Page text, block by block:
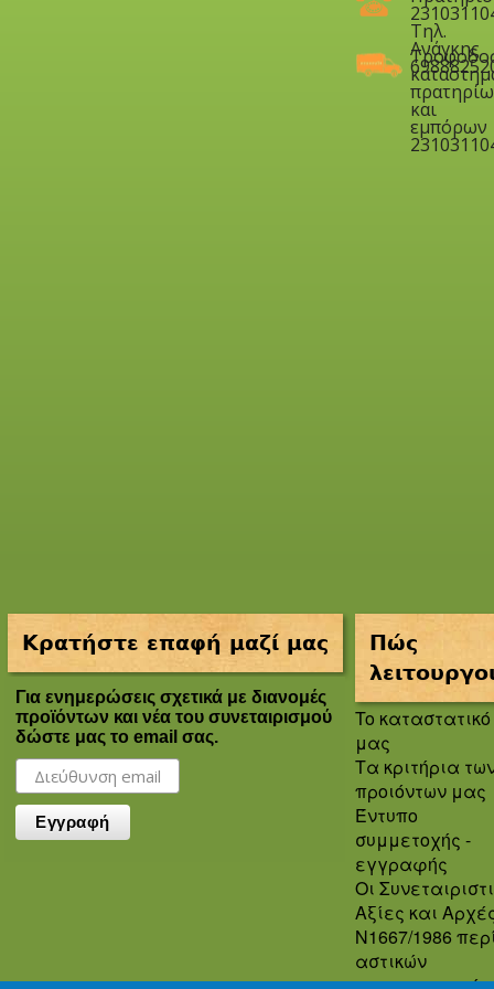
Τηλ.
Ανάγκης
και
εμπόρων
Κρατήστε επαφή μαζί μας
Για ενημερώσεις σχετικά με διανομές
προϊόντων και νέα του συνεταιρισμού
δώστε μας το email σας.
Πώς
To καταστατικό
μας
Τα κριτήρια
προιόντων μας
Έντυπο
συμμετοχής -
εγγραφής
Οι
Αξίες και
Ν1667/1986
αστικών